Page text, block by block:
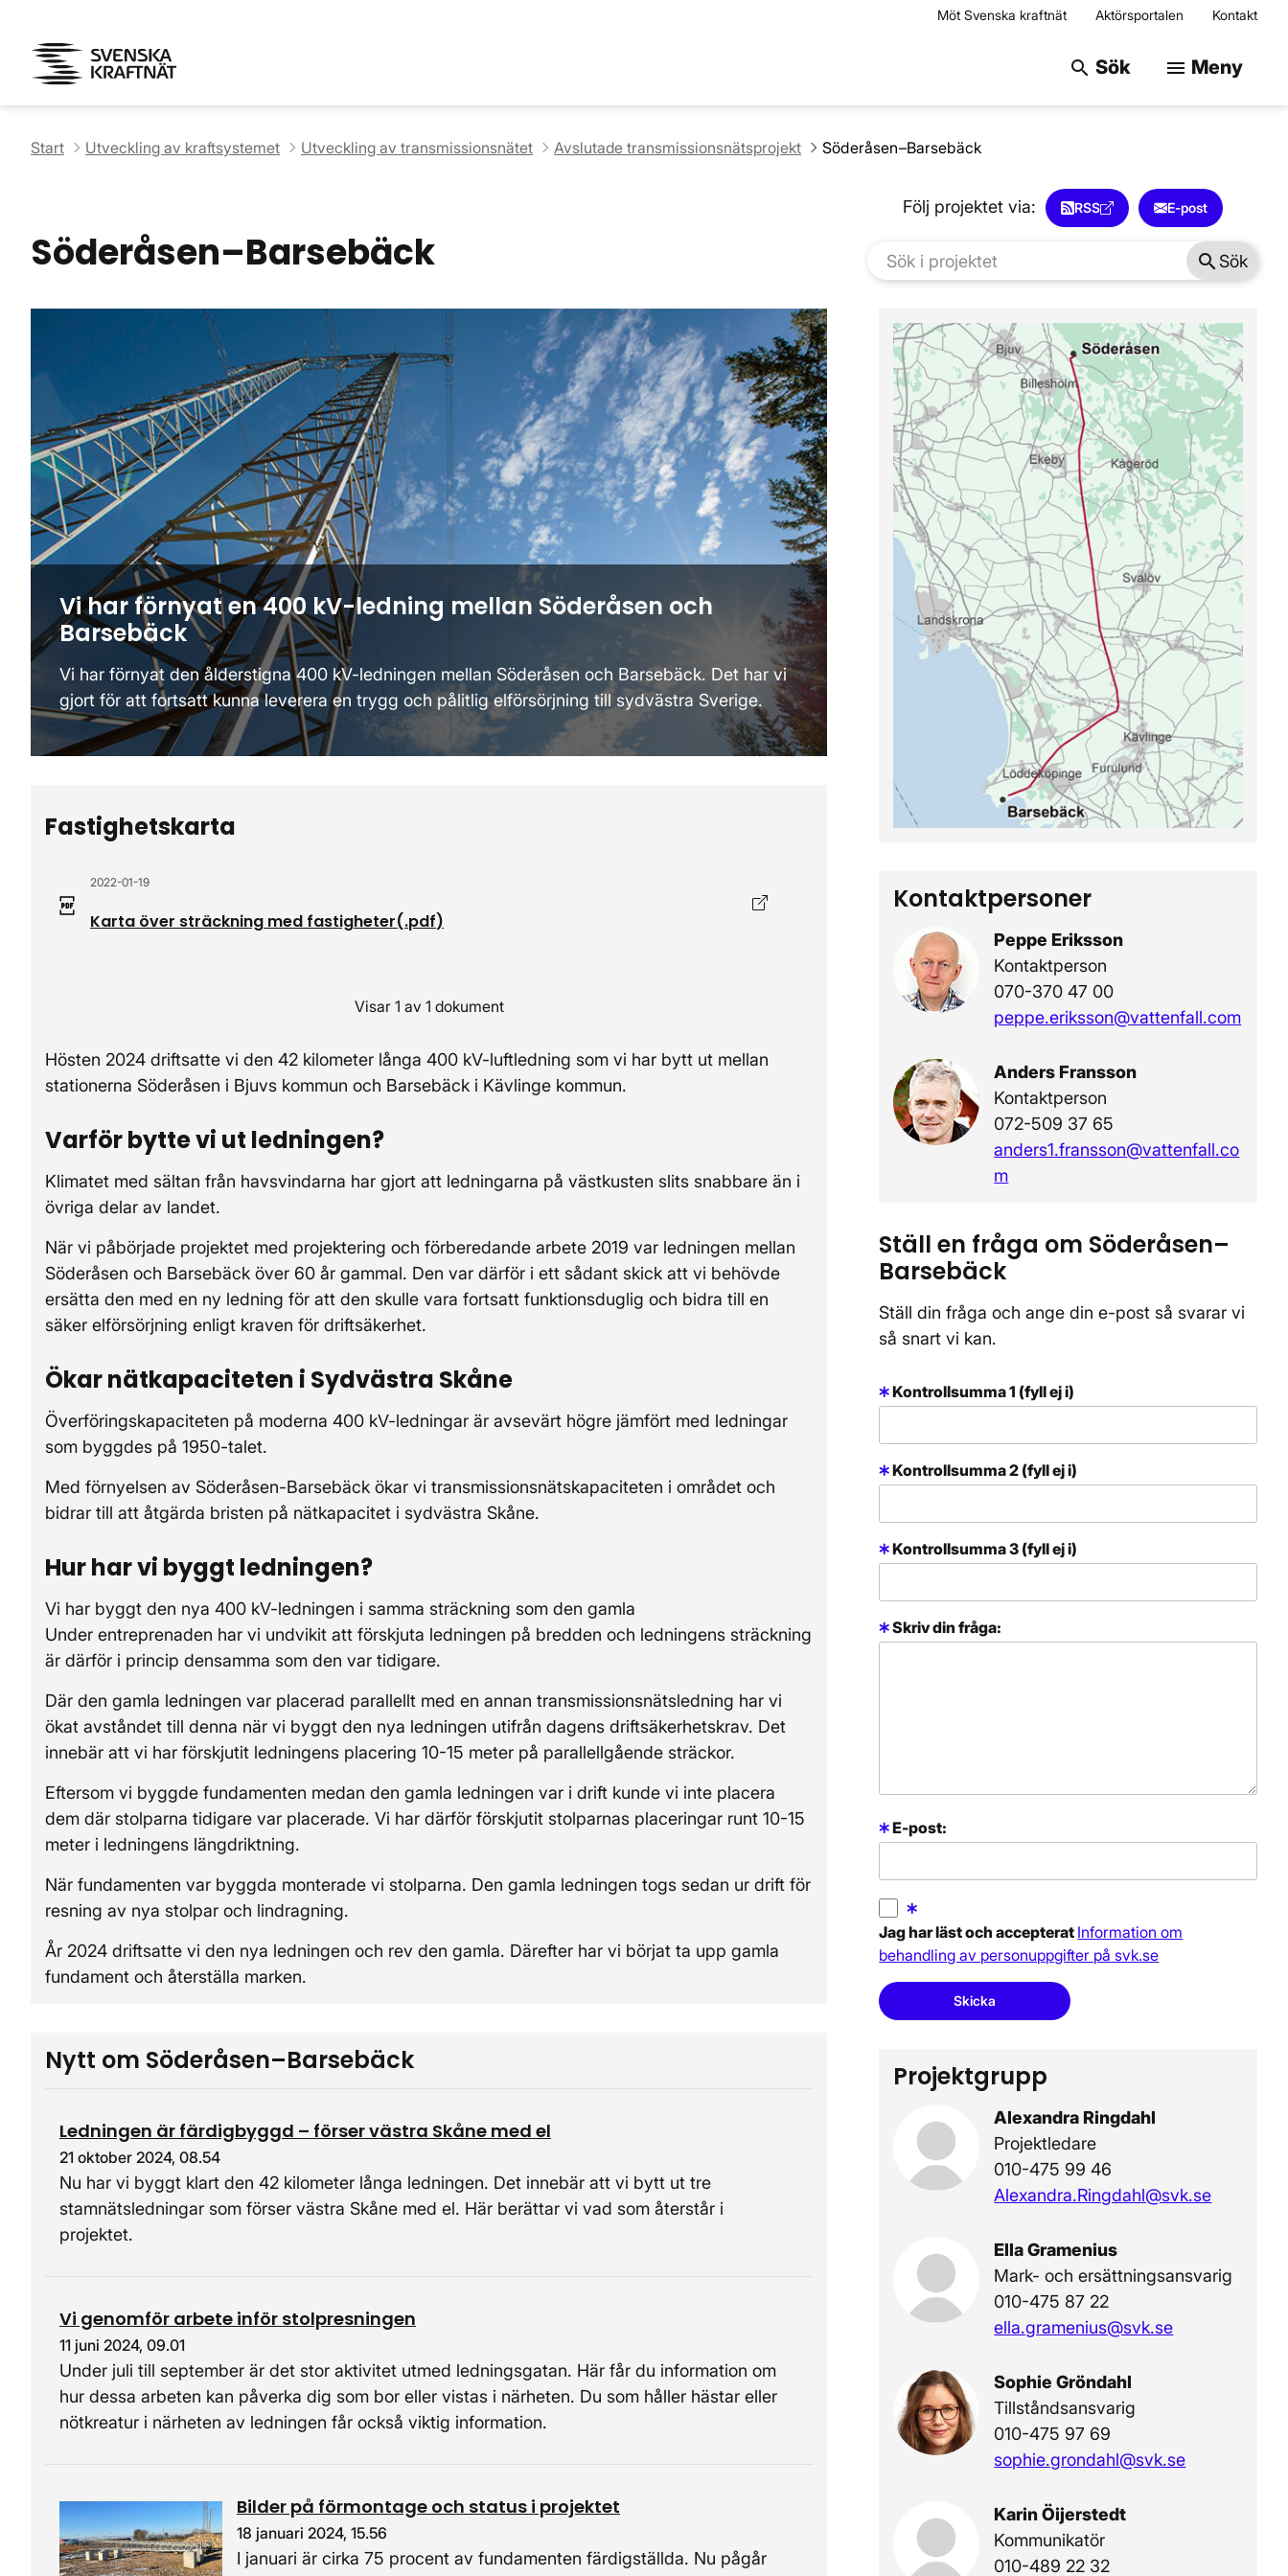
Möt Svenska kraftnät Aktörsportalen Kontakt
search Sök Sök på
menu Meny
Start Utveckling av kraftsystemet Utveckling av transmissionsnätet Avslutade transmissionsnätsprojekt Söderåsen–Barsebäck
Söderåsen–Barsebäck
Följ projektet via: RSS E-post
search Sök
Vi har förnyat en 400 kV-ledning mellan Söderåsen och
Barsebäck
Vi har förnyat den ålderstigna 400 kV-ledningen mellan Söderåsen och Barsebäck. Det har vi
gjort för att fortsatt kunna leverera en trygg och pålitlig elförsörjning till sydvästra Sverige.
Fastighetskarta
2022-01-19
Karta över sträckning med fastigheter(.pdf)
Öppnas i nytt fönster
Visar 1 av 1 dokument
Hösten 2024 driftsatte vi den 42 kilometer långa 400 kV-luftledning som vi har bytt ut mellan
stationerna Söderåsen i Bjuvs kommun och Barsebäck i Kävlinge kommun.
Varför bytte vi ut ledningen?
Klimatet med sältan från havsvindarna har gjort att ledningarna på västkusten slits snabbare än i
övriga delar av landet.
När vi påbörjade projektet med projektering och förberedande arbete 2019 var ledningen mellan
Söderåsen och Barsebäck över 60 år gammal. Den var därför i ett sådant skick att vi behövde
ersätta den med en ny ledning för att den skulle vara fortsatt funktionsduglig och bidra till en
säker elförsörjning enligt kraven för driftsäkerhet.
Ökar nätkapaciteten i Sydvästra Skåne
Överföringskapaciteten på moderna 400 kV-ledningar är avsevärt högre jämfört med ledningar
som byggdes på 1950-talet.
Med förnyelsen av Söderåsen-Barsebäck ökar vi transmissionsnätskapaciteten i området och
bidrar till att åtgärda bristen på nätkapacitet i sydvästra Skåne.
Hur har vi byggt ledningen?
Vi har byggt den nya 400 kV-ledningen i samma sträckning som den gamla
Under entreprenaden har vi undvikit att förskjuta ledningen på bredden och ledningens sträckning
är därför i princip densamma som den var tidigare.
Där den gamla ledningen var placerad parallellt med en annan transmissionsnätsledning har vi
ökat avståndet till denna när vi byggt den nya ledningen utifrån dagens driftsäkerhetskrav. Det
innebär att vi har förskjutit ledningens placering 10-15 meter på parallellgående sträckor.
Eftersom vi byggde fundamenten medan den gamla ledningen var i drift kunde vi inte placera
dem där stolparna tidigare var placerade. Vi har därför förskjutit stolparnas placeringar runt 10-15
meter i ledningens längdriktning.
När fundamenten var byggda monterade vi stolparna. Den gamla ledningen togs sedan ur drift för
resning av nya stolpar och lindragning.
År 2024 driftsatte vi den nya ledningen och rev den gamla. Därefter har vi börjat ta upp gamla
fundament och återställa marken.
Nytt om Söderåsen–Barsebäck
Ledningen är färdigbyggd – förser västra Skåne med el
21 oktober 2024, 08.54
Nu har vi byggt klart den 42 kilometer långa ledningen. Det innebär att vi bytt ut tre
stamnätsledningar som förser västra Skåne med el. Här berättar vi vad som återstår i
projektet.
Vi genomför arbete inför stolpresningen
11 juni 2024, 09.01
Under juli till september är det stor aktivitet utmed ledningsgatan. Här får du information om
hur dessa arbeten kan påverka dig som bor eller vistas i närheten. Du som håller hästar eller
nötkreatur i närheten av ledningen får också viktig information.
Bilder på förmontage och status i projektet
18 januari 2024, 15.56
I januari är cirka 75 procent av fundamenten färdigställda. Nu pågår
Kontaktpersoner
Peppe Eriksson
Kontaktperson
070-370 47 00
peppe.eriksson@vattenfall.com
Anders Fransson
Kontaktperson
072-509 37 65
anders1.fransson@vattenfall.co
m
Ställ en fråga om Söderåsen–
Barsebäck
Ställ din fråga och ange din e-post så svarar vi
så snart vi kan.
Kontrollsumma 1 (fyll ej i)
Kontrollsumma 2 (fyll ej i)
Kontrollsumma 3 (fyll ej i)
Skriv din fråga:
E-post:
Jag har läst och accepterat Information om
behandling av personuppgifter på svk.se
Skicka
Projektgrupp
Alexandra Ringdahl
Projektledare
010-475 99 46
Alexandra.Ringdahl@svk.se
Ella Gramenius
Mark- och ersättningsansvarig
010-475 87 22
ella.gramenius@svk.se
Sophie Gröndahl
Tillståndsansvarig
010-475 97 69
sophie.grondahl@svk.se
Karin Öijerstedt
Kommunikatör
010-489 22 32